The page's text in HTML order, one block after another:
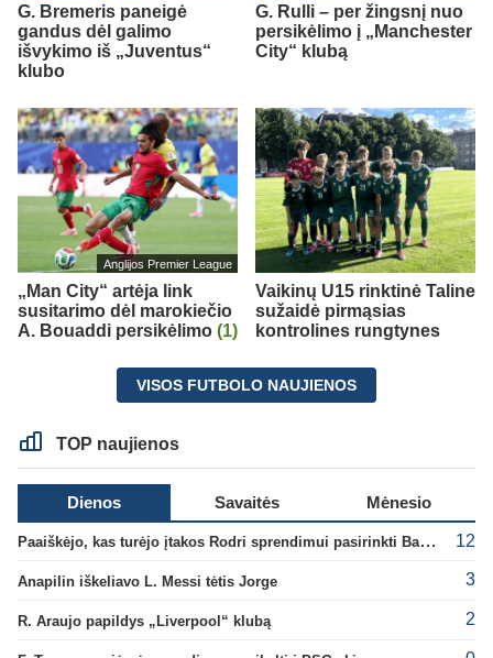
G. Bremeris paneigė
gandus dėl galimo
išvykimo iš „Juventus“
klubo
G. Rulli – per žingsnį nuo
persikėlimo į „Manchester
City“ klubą
Anglijos Premier League
„Man City“ artėja link
susitarimo dėl marokiečio
A. Bouaddi persikėlimo (1)
Vaikinų U15 rinktinė Taline
sužaidė pirmąsias
kontrolines rungtynes
VISOS FUTBOLO NAUJIENOS
TOP naujienos
Dienos Savaitės Mėnesio
Paaiškėjo, kas turėjo įtakos Rodri sprendimui pasirinkti Barselonos pusę 12
Anapilin iškeliavo L. Messi tėtis Jorge 3
R. Araujo papildys „Liverpool“ klubą 2